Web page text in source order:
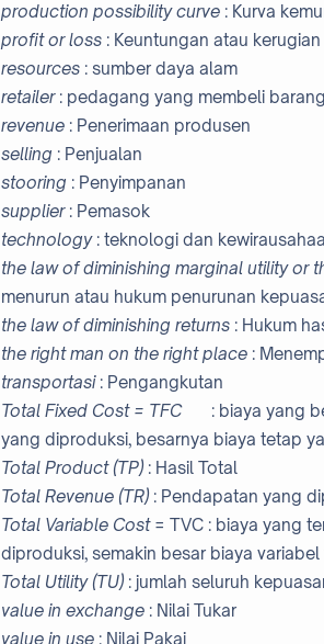
production possibility curve : Kurva
profit or loss : Keuntungan atau kerugian
resources : sumber daya alam
retailer : pedagang yang membeli
revenue : Penerimaan produsen
selling : Penjualan
stooring : Penyimpanan
supplier : Pemasok
technology : teknologi dan
the law of diminishing marginal utility or
menurun atau hukum penurunan
the law of diminishing returns : Hukum
the right man on the right place :
transportasi: Pengangkutan
Total Fixed Cost = TFC
: biaya yang
yang diproduksi, besarnya biaya tetap
Total Product (TP): Hasil Total
Total Revenue (TR): Pendapatan yang
Total Variable Cost= TVC : biaya yang
diproduksi, semakin besar biaya
Total Utility (TU): jumlah seluruh
value in exchange : Nilai Tukar
value in use : Nilai Pakai